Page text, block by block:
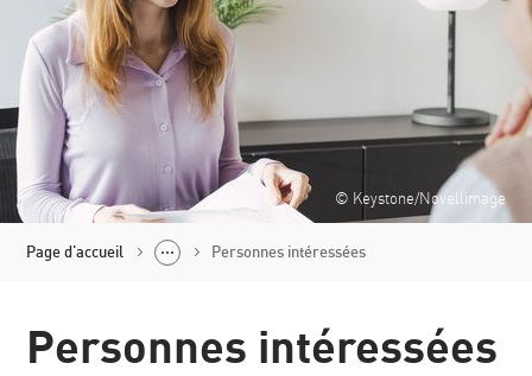
© Keystone/Novellimage
Page d'accueil
Hébergement
Personnes intéressées
Personnes intéressées